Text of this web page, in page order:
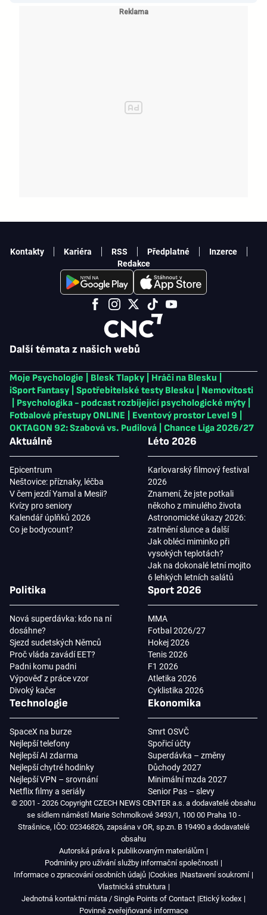
KATSEYE si dává pauzu od skupiny
Další témata z našich webů
Moje Psychologie Blesk Tlapky Hráči na Blesku
iSport Fantasy
Spotřebitelské testy Blesku
Nemovitosti
Psychologika - podcast rozbíjející psychologické mýty
Fotbalové přestupy ONLINE
Eventový prostor Level 9
OKTAGON 92: Szabová vs. Pudilová
Chance Liga 2026/27
Aktuálně
Epicentrum
Neštovice: příznaky, léčba
V čem jezdí Yamal a Mesii?
Kvízy pro seniory
Kalendář úplňků 2026
Co je bodycount?
Léto 2026
Karlovarský filmový festival
2026
Znamení, že jste potkali
někoho z minulého života
Astronomické úkazy 2026:
zatmění slunce a další
Jak obléci miminko při
vysokých teplotách?
Jak na dokonalé letní mojito
6 lehkých letních salátů
Politika
Nová superdávka: kdo na ní
dosáhne?
Sjezd sudetských Němců
Proč vláda zavádí EET?
Padni komu padni
Výpověď z práce vzor
Divoký kačer
Sport 2026
MMA
Fotbal 2026/27
Hokej 2026
Tenis 2026
F1 2026
Atletika 2026
Cyklistika 2026
Technologie
SpaceX na burze
Nejlepší telefony
Nejlepší AI zdarma
Nejlepší chytré hodinky
Nejlepší VPN – srovnání
Netflix filmy a seriály
Ekonomika
Smrt OSVČ
Spořicí účty
Superdávka – změny
Důchody 2027
Minimální mzda 2027
Senior Pas – slevy
Kontakty Kariéra RSS Předplatné
Inzerce
Redakce
© 2001 - 2026 Copyright CZECH NEWS CENTER a.s. a dodavatelé obsahu
se sídlem náměstí Marie Schmolkové 3493/1, 100 00 Praha 10 -
Strašnice, IČO: 02346826, zapsána v OR, sp.zn. B 19490 a dodavatelé
obsahu
Autorská práva k publikovaným materiálům
Podmínky pro užívání služby informační společnosti
Informace o zpracování osobních údajů Cookies Nastavení soukromí
Vlastnická struktura
Jednotná kontaktní místa / Single Points of Contact Etický kodex
Povinně zveřejňované informace